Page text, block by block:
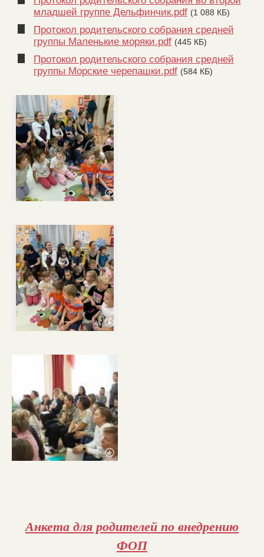
младшей группе Дельфинчик.pdf (1 088 КБ)
Протокол родительского собрания средней
группы Маленькие моряки.pdf (445 КБ)
Протокол родительского собрания средней
группы Морские черепашки.pdf (584 КБ)
Анкета для родителей по внедрению
ФОП